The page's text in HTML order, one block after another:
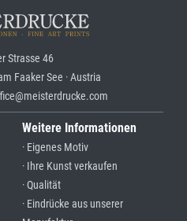
Strasse 46
Faaker See · Austria
Weitere Informationen
· Eigenes Motiv
· Ihre Kunst verkaufen
· Qualität
· Eindrücke aus unserer